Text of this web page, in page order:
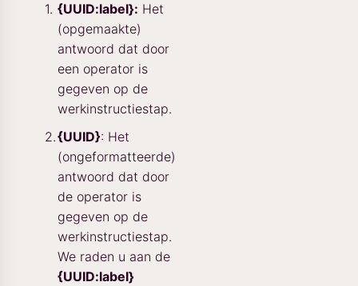
{UUID:label}: Het
(opgemaakte)
antwoord dat door
een operator is
gegeven op de
werkinstructiestap.
{UUID}: Het
(ongeformatteerde)
antwoord dat door
de operator is
gegeven op de
werkinstructiestap.
We raden u aan de
{UUID:label}